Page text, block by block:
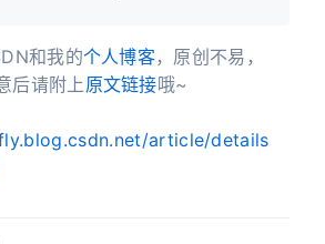
和我的个人博客，原创不易，
后请附上 原文链接哦~
article/details